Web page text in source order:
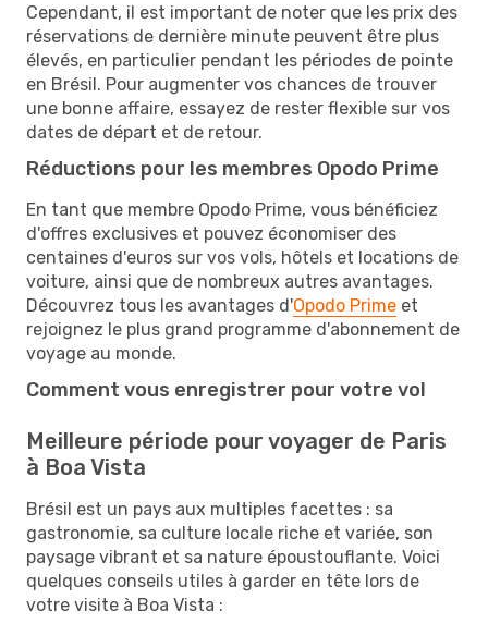
Cependant, il est important de noter que les prix des
réservations de dernière minute peuvent être plus
élevés, en particulier pendant les périodes de pointe
en Brésil. Pour augmenter vos chances de trouver
une bonne affaire, essayez de rester flexible sur vos
dates de départ et de retour.
Réductions pour les membres Opodo Prime
En tant que membre Opodo Prime, vous bénéficiez
d'offres exclusives et pouvez économiser des
centaines d'euros sur vos vols, hôtels et locations de
voiture, ainsi que de nombreux autres avantages.
Découvrez tous les avantages d'Opodo Prime et
rejoignez le plus grand programme d'abonnement de
voyage au monde.
Comment vous enregistrer pour votre vol
Meilleure période pour voyager de Paris
à Boa Vista
Brésil est un pays aux multiples facettes : sa
gastronomie, sa culture locale riche et variée, son
paysage vibrant et sa nature époustouflante. Voici
quelques conseils utiles à garder en tête lors de
votre visite à Boa Vista :